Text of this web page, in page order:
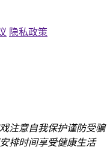
隐私政策
注意自我保护谨防受骗
排时间享受健康生活